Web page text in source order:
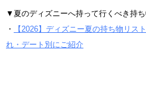
▼夏のディズニーへ持って行くべき持
・
【2026】ディズニー夏の持ち物リス
れ・デート別にご紹介